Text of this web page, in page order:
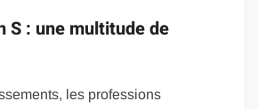
S : une multitude de
les professions